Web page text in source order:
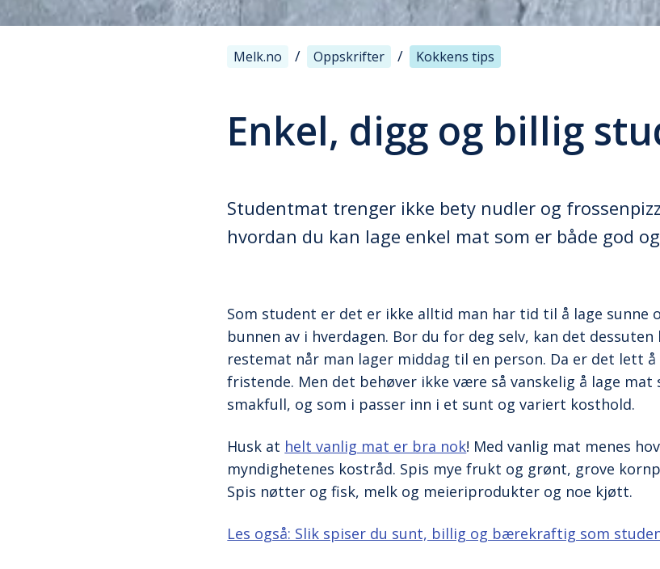
Melk.no / Oppskrifter / Kokkens tips
Enkel, digg og billig
Studentmat trenger ikke bety nudler og
hvordan du kan lage enkel mat som er både god
Som student er det er ikke alltid man har tid til å lage sunne
bunnen av i hverdagen. Bor du for deg selv, kan det
restemat når man lager middag til en person. Da er det lett
fristende. Men det behøver ikke være så vanskelig å lage mat
smakfull, og som i passer inn i et sunt og variert kosthold.
Husk at helt vanlig mat er bra nok! Med vanlig mat menes
myndighetenes kostråd. Spis mye frukt og grønt, grove
Spis nøtter og fisk, melk og meieriprodukter og noe kjøtt.
Les også: Slik spiser du sunt, billig og bærekraftig som